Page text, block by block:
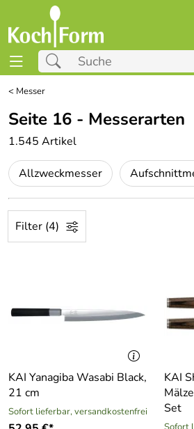
< Messer
Seite 16 - Messerarten
1.545 Artikel
Allzweckmesser
Filter (4)
KAI Yanagiba Wasabi Black,
21 cm
Sofort lieferbar, versandkostenfrei
KAI
Set